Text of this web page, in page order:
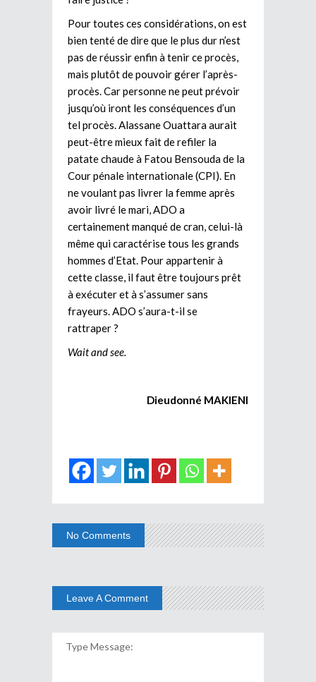
Pour toutes ces considérations, on est
bien tenté de dire que le plus dur n’est
pas de réussir enfin à tenir ce procès,
mais plutôt de pouvoir gérer l’après-
procès. Car personne ne peut prévoir
jusqu’où iront les conséquences d’un
tel procès. Alassane Ouattara aurait
peut-être mieux fait de refiler la
patate chaude à Fatou Bensouda de la
Cour pénale internationale (CPI). En
ne voulant pas livrer la femme après
avoir livré le mari, ADO a
certainement manqué de cran, celui-là
même qui caractérise tous les grands
hommes d’Etat. Pour appartenir à
cette classe, il faut être toujours prêt
à exécuter et à s’assumer sans
frayeurs. ADO s’aura-t-il se
rattraper ?
Wait and see.
Dieudonné MAKIENI
No Comments
Leave A Comment